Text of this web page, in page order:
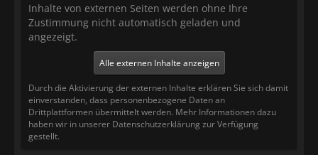
Inhalte von externen Seiten werden ohne Ihre
Zustimmung nicht automatisch geladen und
angezeigt.
Alle externen Inhalte anzeigen
Durch die Aktivierung der externen Inhalte erklären Sie sich damit
einverstanden, dass personenbezogene Daten an
Drittplattformen übermittelt werden. Mehr Informationen dazu
haben wir in unserer Datenschutzerklärung zur Verfügung
gestellt.